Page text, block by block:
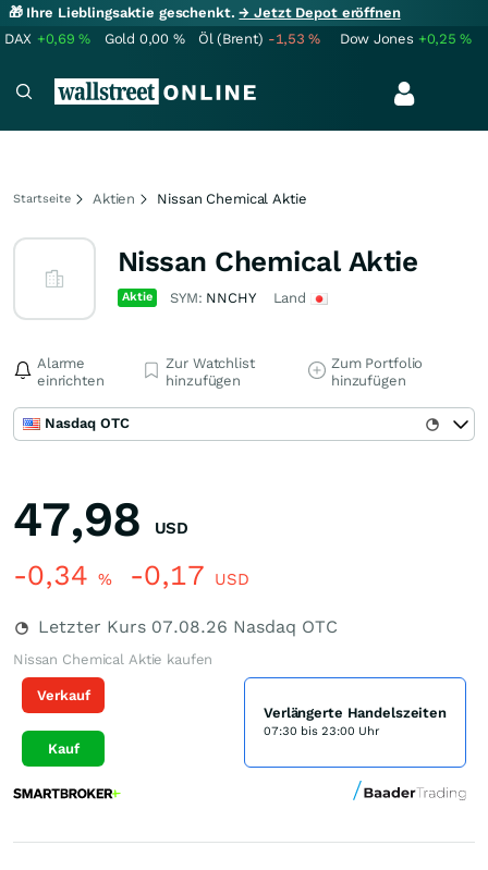
🎁 Ihre Lieblingsaktie geschenkt.→ Jetzt Depot eröffnen
DAX +0,69% Gold 0,00 % Öl (Brent) -1,53% Dow Jones +0,25%
Startseite Aktien Nissan Chemical Aktie
Nissan Chemical Aktie
Aktie SYM: NNCHY Land
Alarme
einrichten
Zur Watchlist
hinzufügen
Zum Portfolio
hinzufügen
Nasdaq OTC
47,98 USD
-0,34 % -0,17 USD
Letzter Kurs 07.08.26 Nasdaq OTC
Nissan Chemical Aktie kaufen
Verkauf
Kauf
Verlängerte Handelszeiten
07:30 bis 23:00 Uhr